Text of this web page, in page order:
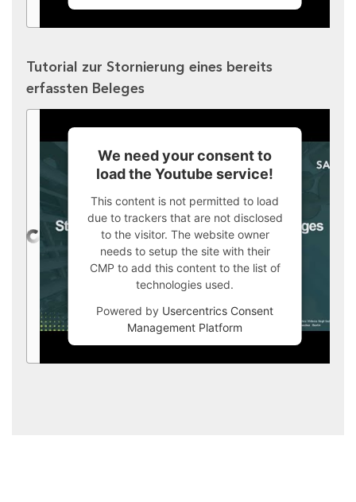
Tutorial zur Stornierung eines bereits
erfassten Beleges
We need your consent to
load the Youtube service!
This content is not permitted to load
due to trackers that are not disclosed
to the visitor. The website owner
needs to setup the site with their
CMP to add this content to the list of
technologies used.
Powered by Usercentrics Consent
Management Platform